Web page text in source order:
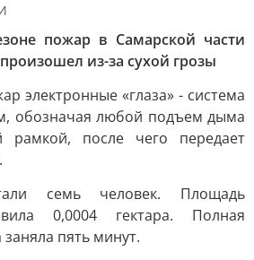
пожар в Самарской части
из-за сухой грозы
электронные «глаза» - система
обозначая любой подъем дыма
рамкой, после чего передает
семь человек. Площадь
0,0004 гектара. Полная
пять минут.